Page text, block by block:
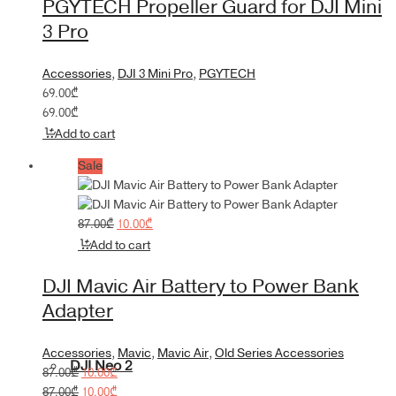
DJI Neo 2
PGYTECH Propeller Guard for DJI Mini
3 Pro
Accessories, DJI 3 Mini Pro, PGYTECH
69.00₾
69.00₾
Add to cart
Sale
87.00₾ Original
price
87.00₾.
10.00₾Current
10.00₾.
Add to cart
DJI Mavic Air Battery to Power Bank
Adapter
Accessories, Mavic, Mavic Air, Old Series Accessories
87.00₾Original
price
10.00₾Current
price
87.00₾ Original
10.00₾Current